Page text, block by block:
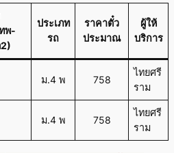
พ-
ประเภท
รถ
ราคาตั๋ว
ประมาณ
ผู้ให้
บริการ
ม.4 พ 758
ไทยศรี
ราม
ม.4 พ 758
ไทยศรี
ราม